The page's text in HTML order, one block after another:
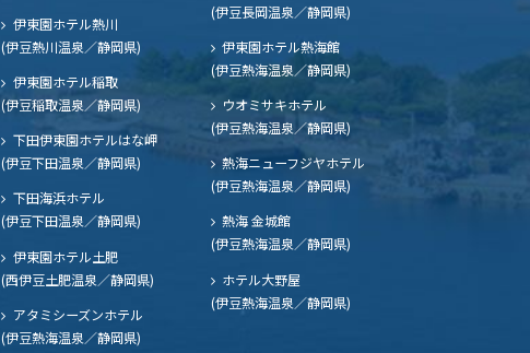
伊東園ホテル熱川
(伊豆熱川温泉／静岡県)
伊東園ホテル稲取
(伊豆稲取温泉／静岡県)
下田伊東園ホテルはな岬
(伊豆下田温泉／静岡県)
下田海浜ホテル
(伊豆下田温泉／静岡県)
伊東園ホテル土肥
(西伊豆土肥温泉／静岡県)
(伊豆長岡温泉／静岡県)
伊東園ホテル熱海館
(伊豆熱海温泉／静岡県)
ウオミサキホテル
(伊豆熱海温泉／静岡県)
熱海ニューフジヤホテル
(伊豆熱海温泉／静岡県)
熱海 金城館
(伊豆熱海温泉／静岡県)
ホテル大野屋
(伊豆熱海温泉／静岡県)
アタミシーズンホテル
(伊豆熱海温泉／静岡県)